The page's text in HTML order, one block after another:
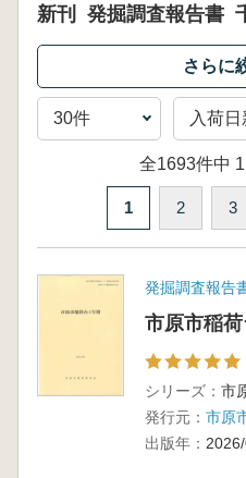
新刊 発掘調査報告書
全1693件中
1 2 3
発掘調査報告
市原市稲
シリーズ：
発行元： 市原
出版年：